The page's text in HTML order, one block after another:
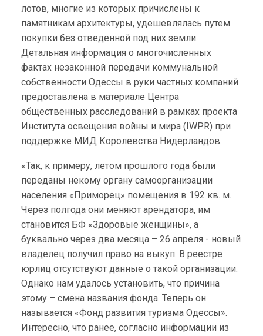
лотов, многие из которых причислены к
памятникам архитектуры, удешевлялась путем
покупки без отведенной под них земли.
Детальная информация о многочисленных
фактах незаконной передачи коммунальной
собственности Одессы в руки частных компаний
предоставлена в материале Центра
общественных расследований в рамках проекта
Института освещения войны и мира (IWPR) при
поддержке МИД Королевства Нидерландов.
«Так, к примеру, летом прошлого года были
переданы некому органу самоорганизации
населения «Приморец» помещения в 192 кв. м.
Через полгода они меняют арендатора, им
становится БФ «Здоровые женщины», а
буквально через два месяца – 26 апреля - новый
владелец получил право на выкуп. В реестре
юрлиц отсутствуют данные о такой организации.
Однако нам удалось установить, что причина
этому – смена названия фонда. Теперь он
называется «Фонд развития туризма Одессы».
Интересно, что ранее, согласно информации из